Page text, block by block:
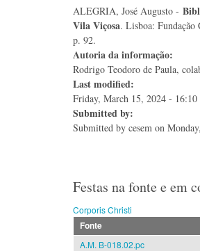
ALEGRIA, José Augusto -
Vila Viçosa. Lisboa: Fundação
p. 92.
Autoria da informação:
Rodrigo Teodoro de Paula,
Last modified:
Friday, March 15, 2024 - 16:10
Submitted by:
Submitted by cesem on
Festas na fonte e em
Corporis Christi
Fonte
A.M. B-018.02.pc